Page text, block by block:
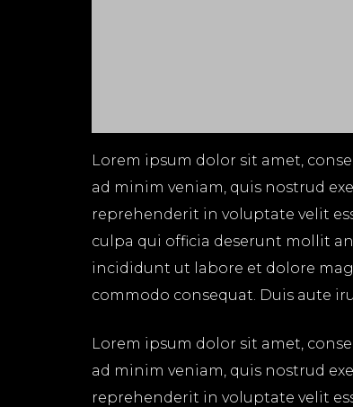
Lorem ipsum dolor sit amet,
ad minim veniam, quis nostrud
reprehenderit in voluptate velit
culpa qui officia deserunt mollit
incididunt ut labore et dolore
commodo consequat. Duis aute
Lorem ipsum dolor sit amet,
ad minim veniam, quis nostrud
reprehenderit in voluptate velit